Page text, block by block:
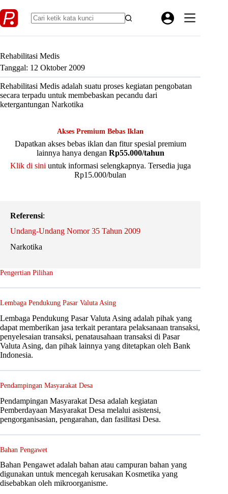
to
content
Rehabilitasi Medis
Tanggal: 12 Oktober 2009
Rehabilitasi Medis adalah suatu proses kegiatan pengobatan
secara terpadu untuk membebaskan pecandu dari
ketergantungan Narkotika
Akses Premium Bebas Iklan
Dapatkan akses bebas iklan dan fitur spesial premium
lainnya hanya dengan Rp55.000/tahun
Klik di sini untuk informasi selengkapnya. Tersedia juga
Rp15.000/bulan
Referensi:
Undang-Undang Nomor 35 Tahun 2009
Narkotika
Pengertian Pilihan
Lembaga Pendukung Pasar Valuta Asing
Lembaga Pendukung Pasar Valuta Asing adalah pihak yang
dapat memberikan jasa terkait perantara pelaksanaan transaksi,
penyelesaian transaksi, penatausahaan transaksi di Pasar
Valuta Asing, dan pihak lainnya yang ditetapkan oleh Bank
Indonesia.
Pendampingan Masyarakat Desa
Pendampingan Masyarakat Desa adalah kegiatan
Pemberdayaan Masyarakat Desa melalui asistensi,
pengorganisasian, pengarahan, dan fasilitasi Desa.
Bahan Pengawet
Bahan Pengawet adalah bahan atau campuran bahan yang
digunakan untuk mencegah kerusakan Kosmetika yang
disebabkan oleh mikroorganisme.